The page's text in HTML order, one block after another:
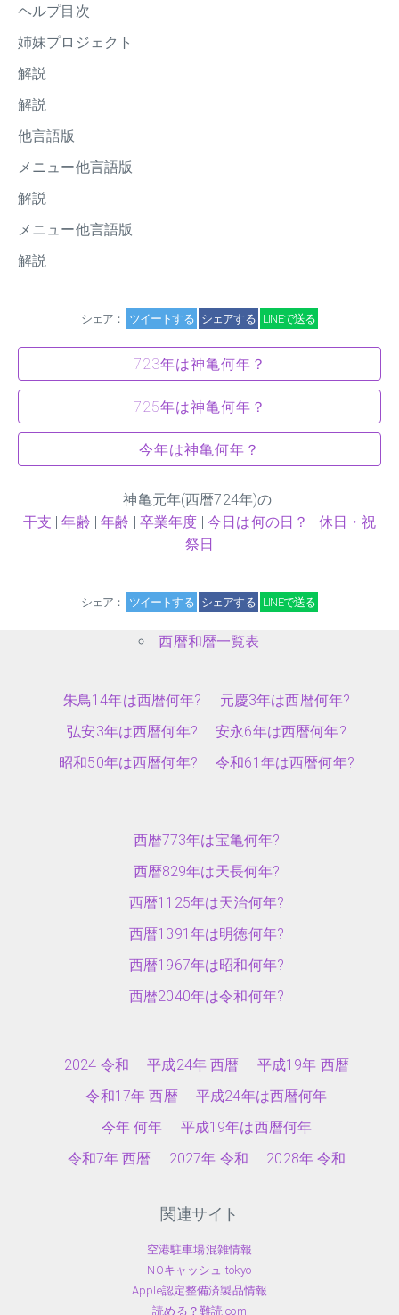
ヘルプ目次
姉妹プロジェクト
解説
解説
他言語版
メニュー他言語版
解説
メニュー他言語版
解説
シェア： ツイートする シェアする LINEで送る
723年は神亀何年？
725年は神亀何年？
今年は神亀何年？
神亀元年(西暦724年)の
干支 |年齢 |年齢 |卒業年度 |今日は何の日？ | 休日・祝
祭日
シェア： ツイートする シェアする LINEで送る
西暦和暦一覧表
朱鳥14年は西暦何年?
元慶3年は西暦何年?
弘安3年は西暦何年?
安永6年は西暦何年?
昭和50年は西暦何年?
令和61年は西暦何年?
西暦773年は宝亀何年?
西暦829年は天長何年?
西暦1125年は天治何年?
西暦1391年は明徳何年?
西暦1967年は昭和何年?
西暦2040年は令和何年?
2024 令和 平成24年 西暦
平成19年 西暦
令和17年 西暦
平成24年は西暦何年
今年 何年
平成19年は西暦何年
令和7年 西暦
2027年 令和 2028年 令和
関連サイト
空港駐車場混雑情報
NOキャッシュ.tokyo
Apple認定整備済製品情報
読める？難読.com